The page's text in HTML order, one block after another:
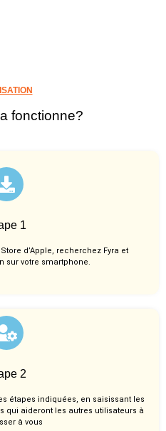
fonctionne?
1
d’Apple, recherchez Fyra et
sur votre smartphone.
2
étapes indiquées, en saisissant les
qui aideront les autres utilisateurs à
à vous